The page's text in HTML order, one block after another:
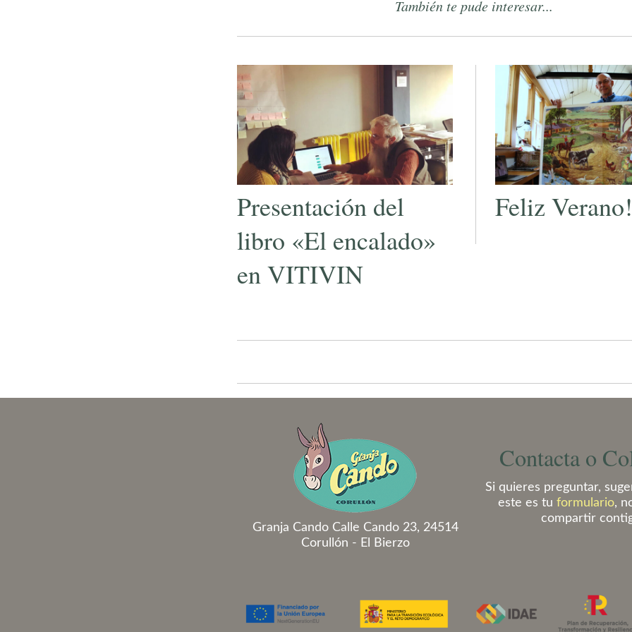
También te pude interesar...
Presentación del
libro «El encalado»
en VITIVIN
Feliz Verano!
Granja Cando Calle Cando 23, 24514
Corullón - El Bierzo
Contacta o
Si quieres preguntar,
este es tu formulario,
compartir